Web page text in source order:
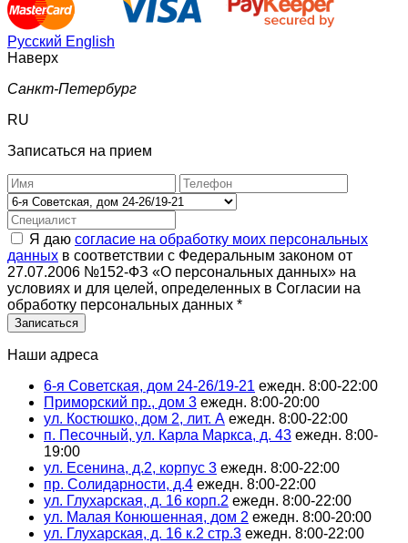
Русский English
Наверх
Санкт-Петербург
RU
Записаться на прием
Я даю согласие на обработку моих персональных
данных в соответствии с Федеральным законом от
27.07.2006 №152-ФЗ «О персональных данных» на
условиях и для целей, определенных в Согласии на
обработку персональных данных *
Наши адреса
6-я Советская, дом 24-26/19-21 ежедн. 8:00-22:00
Приморский пр., дом 3 ежедн. 8:00-20:00
ул. Костюшко, дом 2, лит. А ежедн. 8:00-22:00
п. Песочный, ул. Карла Маркса, д. 43 ежедн. 8:00-
19:00
ул. Есенина, д.2, корпус 3 ежедн. 8:00-22:00
пр. Солидарности, д.4 ежедн. 8:00-22:00
ул. Глухарская, д. 16 корп.2 ежедн. 8:00-22:00
ул. Малая Конюшенная, дом 2 ежедн. 8:00-20:00
ул. Глухарская, д. 16 к.2 стр.3 ежедн. 8:00-22:00